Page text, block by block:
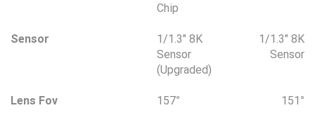
Chip
Sensor
1/1.3″ 8K
Sensor
(Upgraded)
1/1.3″ 8K
Sensor
Lens Fov 157° 151 °